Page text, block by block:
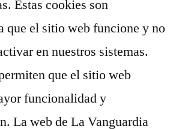
Estas cookies son
que el sitio web funcione y no
en nuestros sistemas.
que el sitio web
funcionalidad y
La web de La Vanguardia